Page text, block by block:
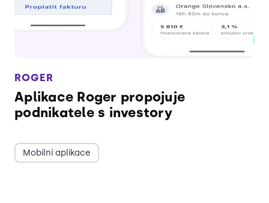
ROGER
Aplikace Roger propojuje
podnikatele s investory
Mobilní aplikace